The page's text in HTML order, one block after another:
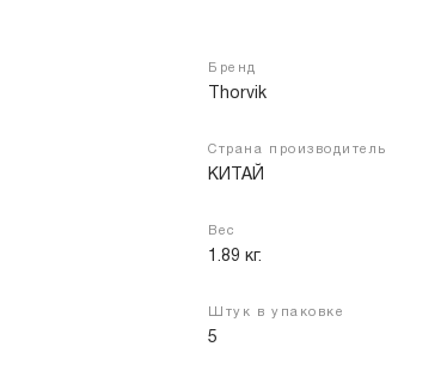
Регистрация
Бренд
Thorvik
Страна производитель
КИТАЙ
Вес
1.89 кг.
Штук в упаковке
5